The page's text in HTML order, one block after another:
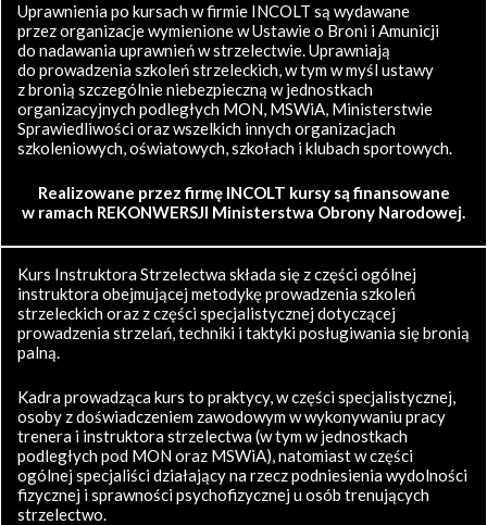
Uprawnienia po kursach w firmie INCOLT są wydawane
przez organizacje wymienione w Ustawie o Broni i Amunicji
do nadawania uprawnień w strzelectwie. Uprawniają
do prowadzenia szkoleń strzeleckich, w tym w myśl ustawy
z bronią szczególnie niebezpieczną w jednostkach
organizacyjnych podległych MON, MSWiA, Ministerstwie
Sprawiedliwości oraz wszelkich innych organizacjach
szkoleniowych, oświatowych, szkołach i klubach sportowych.
Realizowane przez firmę INCOLT kursy są finansowane
w ramach REKONWERSJI Ministerstwa Obrony Narodowej.
Kurs Instruktora Strzelectwa składa się z części ogólnej
instruktora obejmującej metodykę prowadzenia szkoleń
strzeleckich oraz z części specjalistycznej dotyczącej
prowadzenia strzelań, techniki i taktyki posługiwania się bronią
palną.
Kadra prowadząca kurs to praktycy, w części specjalistycznej,
osoby z doświadczeniem zawodowym w wykonywaniu pracy
trenera i instruktora strzelectwa (w tym w jednostkach
podległych pod MON oraz MSWiA), natomiast w części
ogólnej specjaliści działający na rzecz podniesienia wydolności
fizycznej i sprawności psychofizycznej u osób trenujących
strzelectwo.